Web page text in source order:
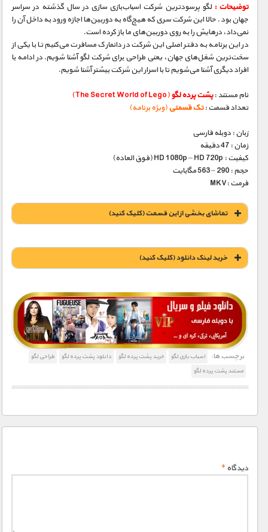
توضیحات :لگو پرسود‌ترین شرکت اسباب‌بازی سازی در سال گذشته در سراسر
جهان بود . حالا این شرکت سری که هیچ‌گاه به دوربین‌ها اجازه‌ ورود به داخل آن را
نمی‌داد، در‌هایش را به روی دوربین‌های ما باز کرده است.
در این برنامه به دفتر اصلی این شرکت در دانمارک مسافرت می‌کنیم تا با یکی از
سخت‌ترین شغل‌های جهان، یعنی طراحی برای شرکت لگو آشنا شویم. در ادامه با
افراد دیگری آشنا می‌شویم تا با اسرار این شرکت بیشتر آشنا شویم.
نام مستند :پشت پرده لگو(The Secret World of Lego)
تعداد قسمت :تک قسمتی(ویژه برنامه)
زبان : دوبله فارسی
زمان : 47 دقیقه
کیفیت : HD 1080p – HD 720p (فوق العاده)
حجم : 290 – 563 مگابایت
فرمت :MKV
تماشای بخشی از این قسمت (کلیک کنید)
خريد لينک دانلود (کليک کنيد)
1900 تومان – خريد لينک دانلود (افزودن به سبد خريد)
برچسب ها: اسباب بازی لگو خرید پشت پرده لگو دانلود پشت پرده لگو
طراحی لگو
مستند پشت پرده لگو
دیدگاه*